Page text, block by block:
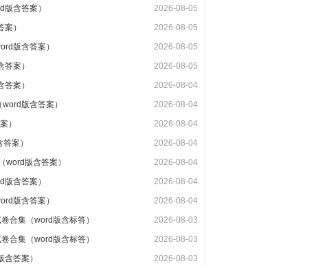
2026-08-05
含答案）
2026-08-05
）
2026-08-05
版含答案）
2026-08-05
案）
2026-08-04
案）
2026-08-04
版含答案）
2026-08-04
）
2026-08-04
案）
2026-08-04
版含答案）
2026-08-04
含答案）
2026-08-04
版含答案）
2026-08-03
合集（word版含标答）
2026-08-03
合集（word版含标答）
2026-08-03
答案）